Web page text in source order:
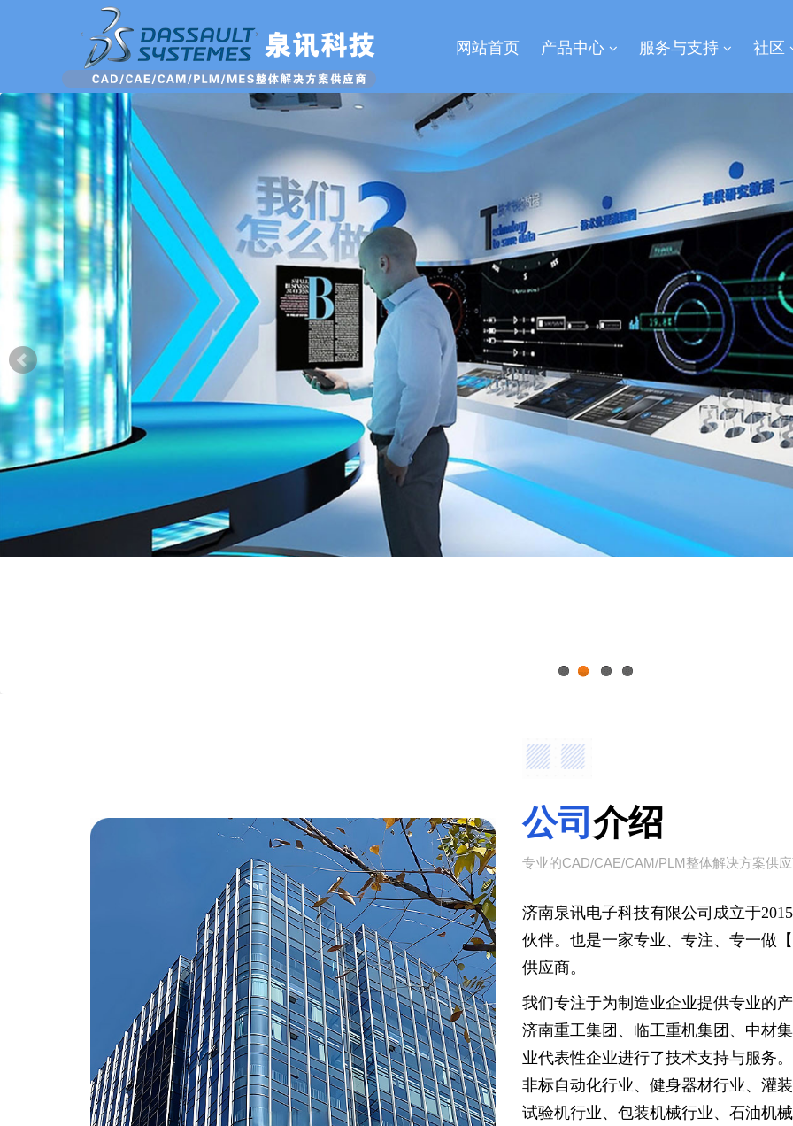
网站首页 产品中心 服务与支持 社区
公司 介绍
专业的CAD/CAE/CAM/PLM整体解决方案供
济南泉讯电子科技有限公司成立于
伙伴。也是一家专业、专注、专一做
供应商。
我们专注于为制造业企业提供专业的
济南重工集团、临工重机集团、中材
业代表性企业进行了技术支持与服务。
非标自动化行业、健身器材行业、灌
试验机行业、包装机械行业、石油机